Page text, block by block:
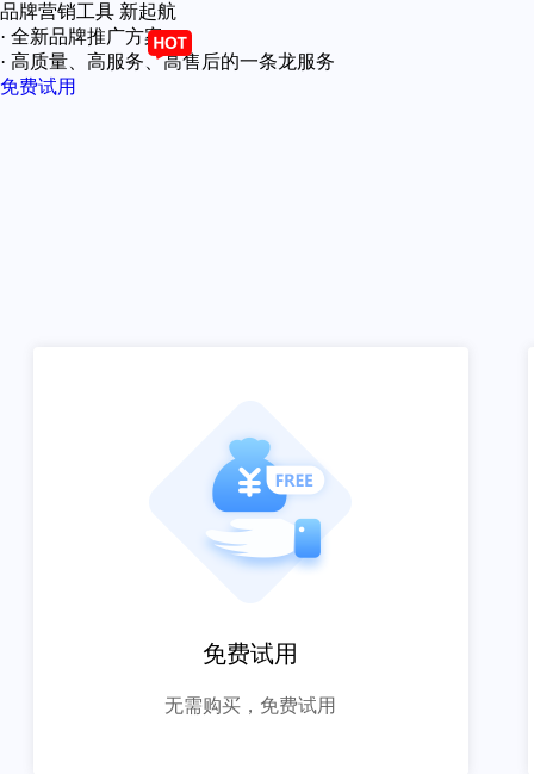
品牌营销工具 新起航
· 全新品牌推广方案
· 高质量、高服务、高售后的一条龙服务
免费试用
免费试用
无需购买，免费试用